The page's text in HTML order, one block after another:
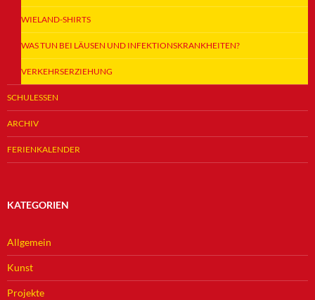
WIELAND-SHIRTS
WAS TUN BEI LÄUSEN UND INFEKTIONSKRANKHEITEN?
VERKEHRSERZIEHUNG
SCHULESSEN
ARCHIV
FERIENKALENDER
KATEGORIEN
Allgemein
Kunst
Projekte